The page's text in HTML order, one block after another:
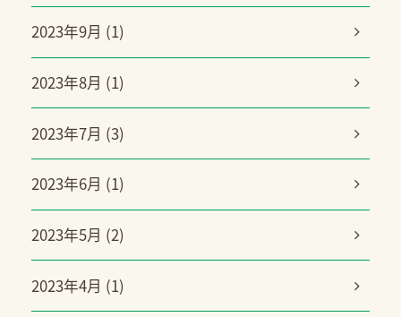
2023年9月 (1)
2023年8月 (1)
2023年7月 (3)
2023年6月 (1)
2023年5月 (2)
2023年4月 (1)